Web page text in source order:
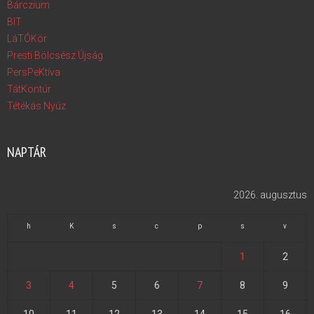
Bárczium
BIT
LáTÓKör
Presti Bölcsész Újság
PersPeKtíva
TátKontúr
Tétékás Nyúz
NAPTÁR
2026. augusztus
h K s c p s v
1 2
3 4 5 6 7 8 9